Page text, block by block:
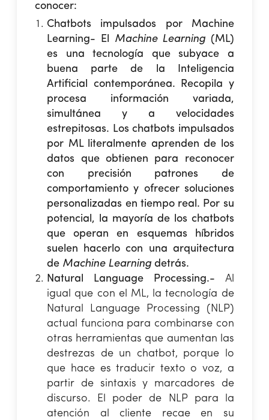
conocer:
Chatbots impulsados por Machine
Learning-
El Machine Learning (ML)
es una tecnología que subyace a
buena parte de la Inteligencia
Artificial contemporánea. Recopila y
procesa información variada,
simultánea y a velocidades
estrepitosas. Los chatbots impulsados
por ML literalmente aprenden de los
datos que obtienen para reconocer
con precisión patrones de
comportamiento y ofrecer soluciones
personalizadas en tiempo real. Por su
potencial, la mayoría de los chatbots
que operan en esquemas híbridos
suelen hacerlo con una arquitectura
de Machine Learning detrás.
Natural Language Processing.- Al
igual que con el ML, la tecnología de
Natural Language Processing (NLP)
actual funciona para combinarse con
otras herramientas que aumentan las
destrezas de un chatbot, porque lo
que hace es traducir texto o voz, a
partir de sintaxis y marcadores de
discurso. El poder de NLP para la
atención al cliente recae en su